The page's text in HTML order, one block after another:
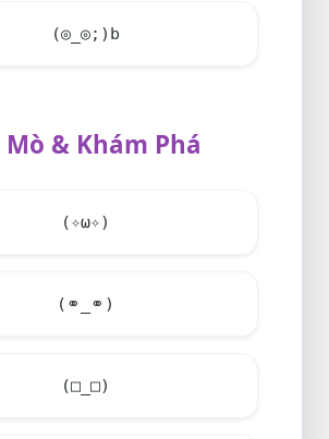
(◎_◎;)b
Mò & Khám Phá
(✧ω✧)
(⚭_⚭)
(□_□)